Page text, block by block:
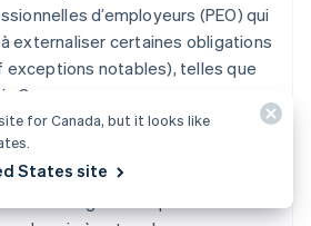
d’employeurs (PEO) qui
externaliser certaines obligations
exceptions notables), telles que
One.
de paie sont, en
for Canada, but it looks like
States site